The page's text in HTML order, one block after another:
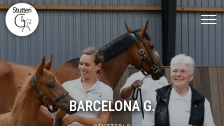
Gå
til
hovedindhold
BARCELONA G.